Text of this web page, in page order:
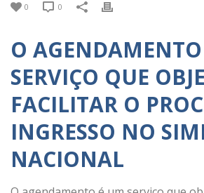
0 0
O
SERVIÇO QUE
FACILITAR O
INGRESSO NO
NACIONAL